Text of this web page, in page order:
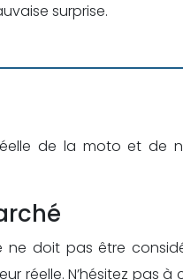
surprise.
de la moto et de
doit pas être
réelle. N’hésitez pas